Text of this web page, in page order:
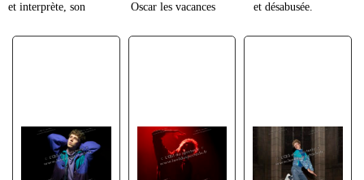
et interprète, son
Oscar les vacances
et désabusée.